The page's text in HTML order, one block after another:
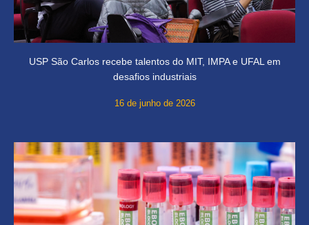
USP São Carlos recebe talentos do MIT, IMPA e UFAL em
desafios industriais
16 de junho de 2026